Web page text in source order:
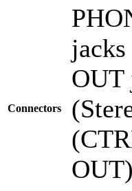
Connectors
OUT